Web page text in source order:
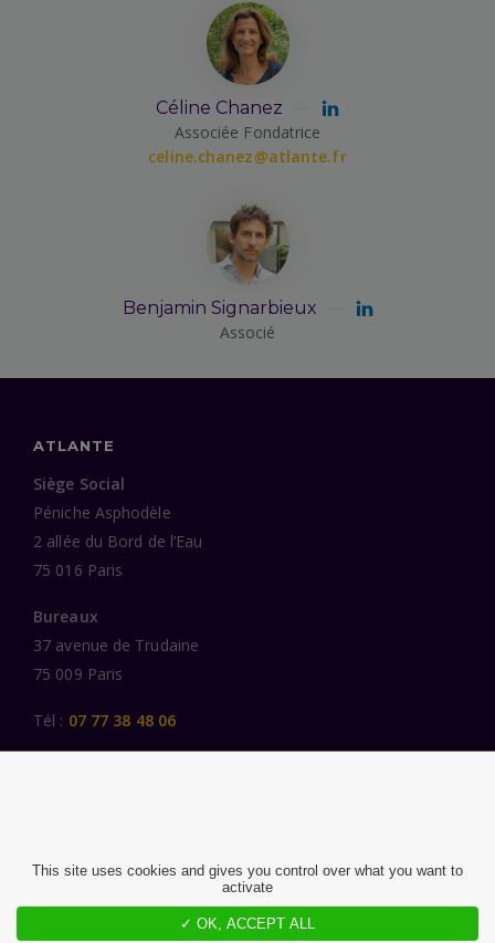
Céline Chanez
Associée Fondatrice
celine.chanez@atlante.fr
Benjamin Signarbieux
Associé
ATLANTE
Siège Social
Péniche Asphodèle
2 allée du Bord de l’Eau
75 016 Paris
Bureaux
37 avenue de Trudaine
75 009 Paris
Tél : 07 77 38 48 06
DES FEMMES ET DES HOMMES ENGAGÉS
This site uses cookies and gives you control over what you want to
activate
✓ OK, ACCEPT ALL